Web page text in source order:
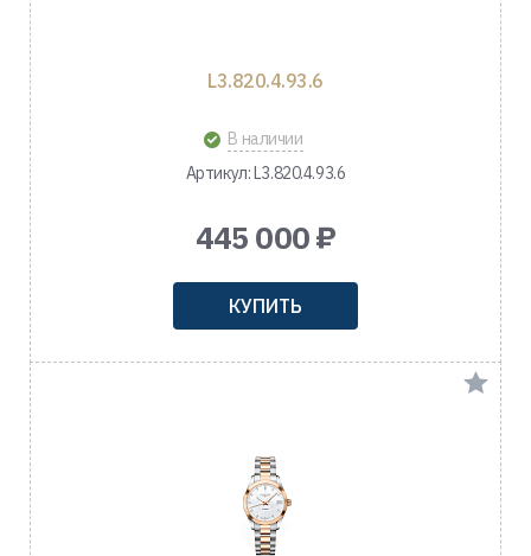
L3.820.4.93.6
В наличии
Артикул: L3.820.4.93.6
445 000 ₽
КУПИТЬ